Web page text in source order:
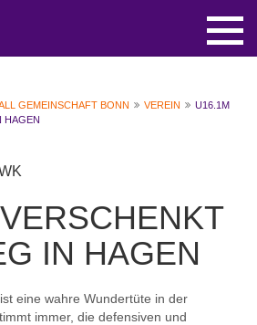
GEMEINSCHAFT BONN VEREIN
U16.1M
HAGEN
IN HAGEN
eine wahre Wundertüte in der
immer, die defensiven und